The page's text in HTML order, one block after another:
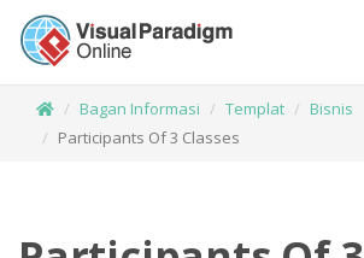
Bagan Informasi Templat
Bisnis
Participants Of 3 Classes